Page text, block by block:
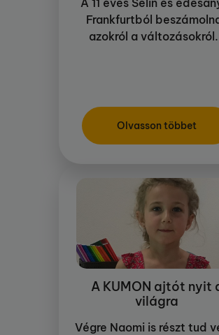
A 11 éves Selin és
Frankfurtból
azokról a
Olvasson többet
A KUMON ajtót nyit
világra
Végre Naomi is részt tud